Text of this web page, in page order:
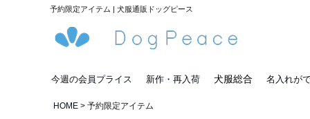
予約限定アイテム | 犬服通販ドッグピース
今週の会員プライス 新作・再入荷 犬服総合 名入れが
HOME 予約限定アイテム